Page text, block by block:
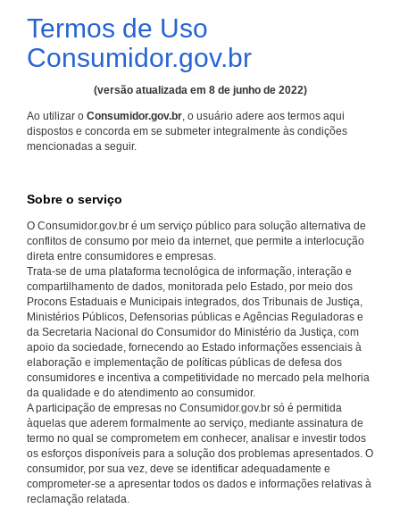
Termos de Uso
Consumidor.gov.br
(versão atualizada em 8 de junho de 2022)
Ao utilizar o Consumidor.gov.br, o usuário adere aos termos aqui
dispostos e concorda em se submeter integralmente às condições
mencionadas a seguir.
Sobre o serviço
O Consumidor.gov.br é um serviço público para solução alternativa de
conflitos de consumo por meio da internet, que permite a interlocução
direta entre consumidores e empresas.
Trata-se de uma plataforma tecnológica de informação, interação e
compartilhamento de dados, monitorada pelo Estado, por meio dos
Procons Estaduais e Municipais integrados, dos Tribunais de Justiça,
Ministérios Públicos, Defensorias públicas e Agências Reguladoras e
da Secretaria Nacional do Consumidor do Ministério da Justiça, com
apoio da sociedade, fornecendo ao Estado informações essenciais à
elaboração e implementação de políticas públicas de defesa dos
consumidores e incentiva a competitividade no mercado pela melhoria
da qualidade e do atendimento ao consumidor.
A participação de empresas no Consumidor.gov.br só é permitida
àquelas que aderem formalmente ao serviço, mediante assinatura de
termo no qual se comprometem em conhecer, analisar e investir todos
os esforços disponíveis para a solução dos problemas apresentados. O
consumidor, por sua vez, deve se identificar adequadamente e
comprometer-se a apresentar todos os dados e informações relativas à
reclamação relatada.